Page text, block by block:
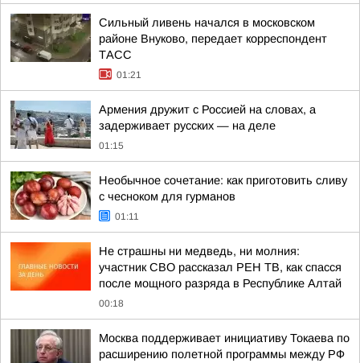
Сильный ливень начался в московском
районе Внуково, передает корреспондент
ТАСС
01:21
Армения дружит с Россией на словах, а
задерживает русских — на деле
01:15
Необычное сочетание: как приготовить сливу
с чесноком для гурманов
01:11
Не страшны ни медведь, ни молния:
участник СВО рассказал РЕН ТВ, как спасся
после мощного разряда в Республике Алтай
00:18
Москва поддерживает инициативу Токаева по
расширению полетной программы между РФ